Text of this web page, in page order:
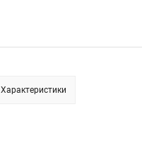
Характеристики